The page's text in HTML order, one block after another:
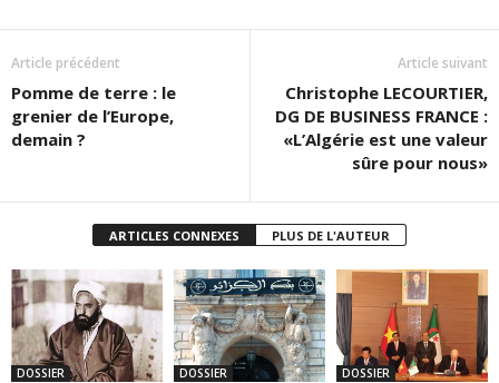
Article précédent
Pomme de terre : le
grenier de l’Europe,
demain ?
Article suivant
Christophe LECOURTIER,
DG DE BUSINESS FRANCE :
«L’Algérie est une valeur
sûre pour nous»
ARTICLES CONNEXES PLUS DE L'AUTEUR
DOSSIER DOSSIER DOSSIER